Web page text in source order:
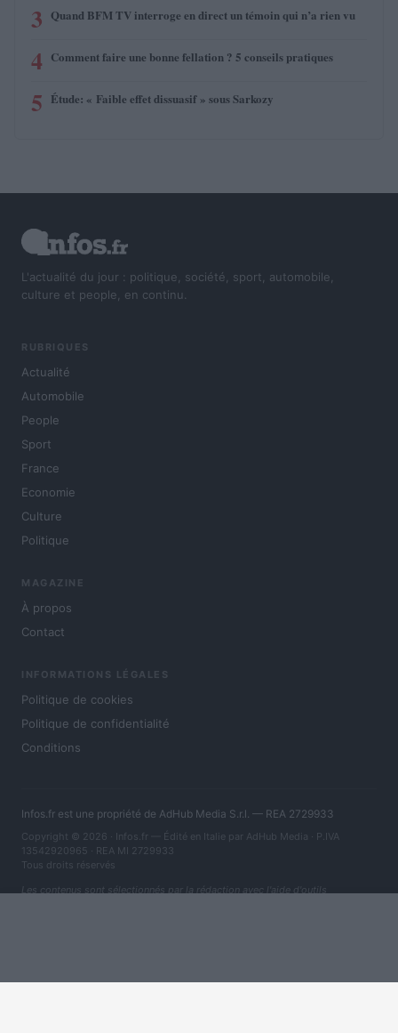
3 Quand BFM TV interroge en direct un témoin qui n’a rien vu
4 Comment faire une bonne fellation ? 5 conseils pratiques
5 Étude: « Faible effet dissuasif » sous Sarkozy
L'actualité du jour : politique, société, sport, automobile,
culture et people, en continu.
RUBRIQUES
Actualité
Automobile
People
Sport
France
Economie
Culture
Politique
MAGAZINE
À propos
Contact
INFORMATIONS LÉGALES
Politique de cookies
Politique de confidentialité
Conditions
Infos.fr est une propriété de AdHub Media S.r.l. — REA 2729933
Copyright © 2026 · Infos.fr — Édité en Italie par AdHub Media · P.IVA
13542920965 · REA MI 2729933
Tous droits réservés
Les contenus sont sélectionnés par la rédaction avec l'aide d'outils